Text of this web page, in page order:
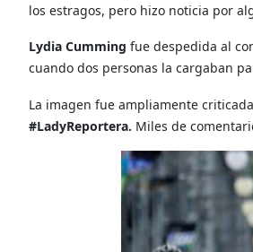
los estragos, pero hizo noticia por
Lydia Cumming fue despedida al
cuando dos personas la cargaban
La imagen fue ampliamente
#LadyReportera. Miles de